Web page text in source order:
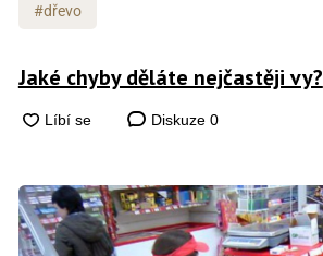
#dřevo
Jaké chyby děláte nejčastěji vy?
Diskuze 0